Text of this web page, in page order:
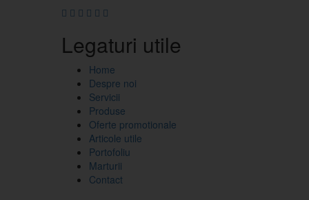
Legaturi utile
Home
Despre noi
Servicii
Produse
Oferte promotionale
Articole utile
Portofoliu
Marturii
Contact